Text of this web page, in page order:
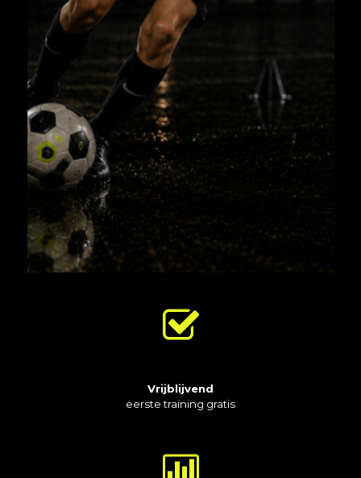
Vrijblijvend
eerste training gratis